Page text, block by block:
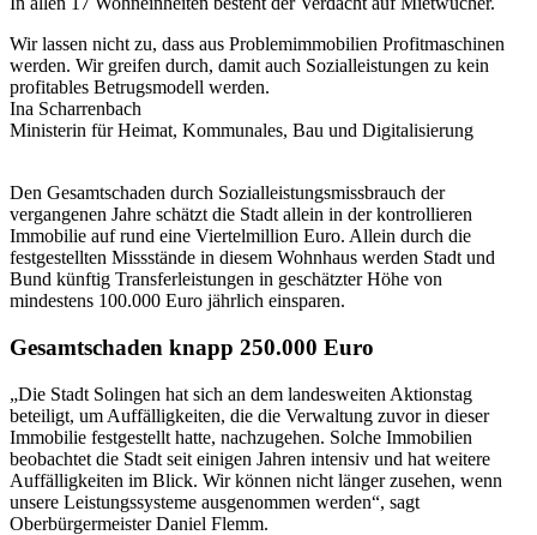
Wir lassen nicht zu, dass aus Problemimmobilien Profitmaschinen
werden. Wir greifen durch, damit auch Sozialleistungen zu kein
profitables Betrugsmodell werden.
Ina Scharrenbach
Ministerin für Heimat, Kommunales, Bau und Digitalisierung
Den Gesamtschaden durch Sozialleistungsmissbrauch der
vergangenen Jahre schätzt die Stadt allein in der kontrollieren
Immobilie auf rund eine Viertelmillion Euro. Allein durch die
festgestellten Missstände in diesem Wohnhaus werden Stadt und
Bund künftig Transferleistungen in geschätzter Höhe von
mindestens 100.000 Euro jährlich einsparen.
Gesamtschaden knapp 250.000 Euro
„Die Stadt Solingen hat sich an dem landesweiten Aktionstag
beteiligt, um Auffälligkeiten, die die Verwaltung zuvor in dieser
Immobilie festgestellt hatte, nachzugehen. Solche Immobilien
beobachtet die Stadt seit einigen Jahren intensiv und hat weitere
Auffälligkeiten im Blick. Wir können nicht länger zusehen, wenn
unsere Leistungssysteme ausgenommen werden“, sagt
Oberbürgermeister Daniel Flemm.